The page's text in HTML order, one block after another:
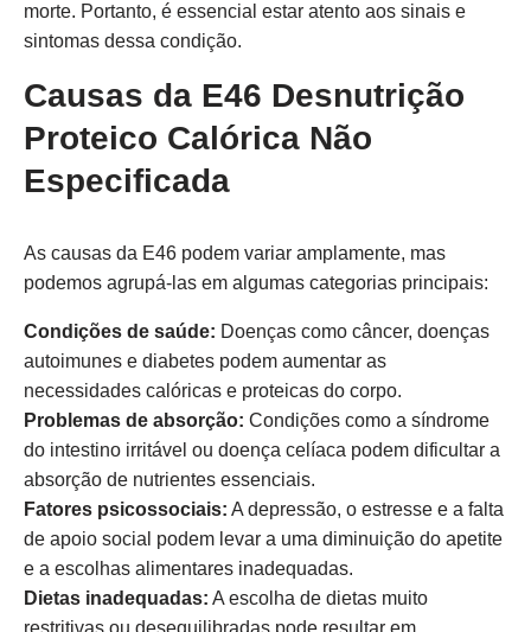
morte. Portanto, é essencial estar atento aos sinais e
sintomas dessa condição.
Causas da E46 Desnutrição
Proteico Calórica Não
Especificada
As causas da E46 podem variar amplamente, mas
podemos agrupá-las em algumas categorias principais:
Condições de saúde: Doenças como câncer, doenças
autoimunes e diabetes podem aumentar as
necessidades calóricas e proteicas do corpo.
Problemas de absorção: Condições como a síndrome
do intestino irritável ou doença celíaca podem dificultar a
absorção de nutrientes essenciais.
Fatores psicossociais: A depressão, o estresse e a falta
de apoio social podem levar a uma diminuição do apetite
e a escolhas alimentares inadequadas.
Dietas inadequadas: A escolha de dietas muito
restritivas ou desequilibradas pode resultar em